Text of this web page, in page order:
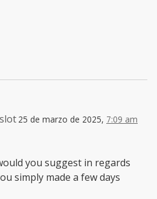
25 de marzo de 2025, 7:09 am
you suggest in regards
simply made a few days